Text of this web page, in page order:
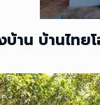
ร้างบ้า
ฮม โ
าน บ้านไทย